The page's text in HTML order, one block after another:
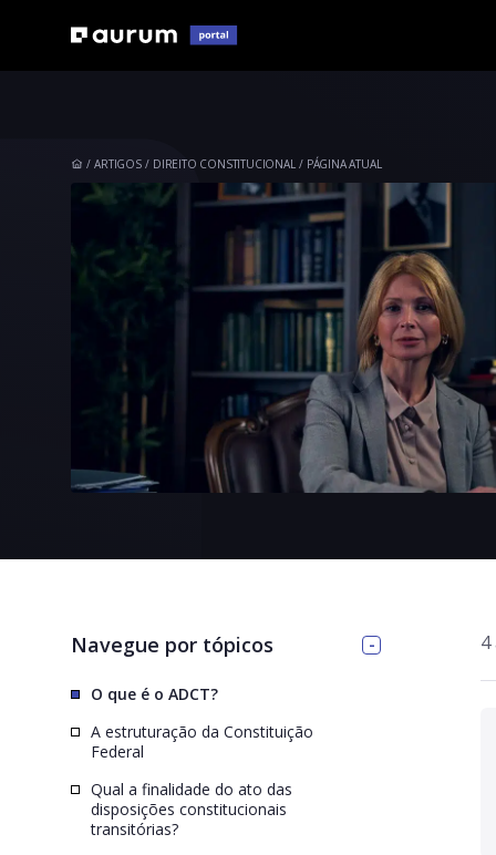
ARTIGOS DIREITO CONSTITUCIONAL PÁGINA ATUAL
Navegue por tópicos
O que é o ADCT?
A estruturação da Constituição
Federal
Qual a finalidade do ato das
disposições constitucionais
transitórias?
4